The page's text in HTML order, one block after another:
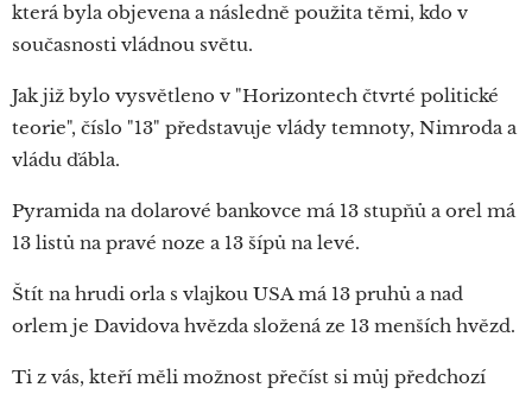
která byla objevena a následně použita těmi, kdo v
současnosti vládnou světu.
Jak již bylo vysvětleno v "Horizontech čtvrté politické
teorie", číslo "13" představuje vlády temnoty, Nimroda a
vládu ďábla.
Pyramida na dolarové bankovce má 13 stupňů a orel má
13 listů na pravé noze a 13 šípů na levé.
Štít na hrudi orla s vlajkou USA má 13 pruhů a nad
orlem je Davidova hvězda složená ze 13 menších hvězd.
Ti z vás, kteří měli možnost přečíst si můj předchozí